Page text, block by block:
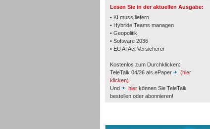
Lesen Sie in der aktuellen Ausgabe:
• KI muss liefern
• Hybride Teams managen
• Geopolitik
• Software 2036
• EU AI Act Versicherer
Kostenlos zum Durchklicken:
TeleTalk 04/26 als ePaper
(hier
klicken)
Und
hier können Sie TeleTalk
bestellen oder abonnieren!
Workforce-Management